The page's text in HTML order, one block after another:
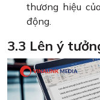
thương hiệu
động.
3.3 Lên ý